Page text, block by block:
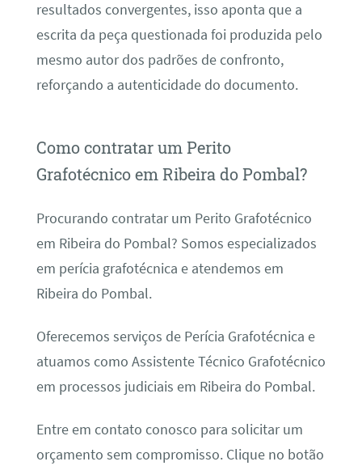
resultados convergentes, isso aponta que a
escrita da peça questionada foi produzida pelo
mesmo autor dos padrões de confronto,
reforçando a autenticidade do documento.
Como contratar um Perito
Grafotécnico em Ribeira do Pombal?
Procurando contratar um Perito Grafotécnico
em Ribeira do Pombal? Somos especializados
em perícia grafotécnica e atendemos em
Ribeira do Pombal.
Oferecemos serviços de Perícia Grafotécnica e
atuamos como Assistente Técnico Grafotécnico
em processos judiciais em Ribeira do Pombal.
Entre em contato conosco para solicitar um
orçamento sem compromisso. Clique no botão